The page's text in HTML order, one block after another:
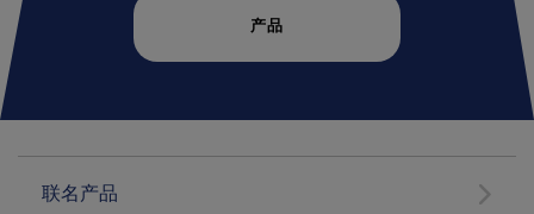
产品
联名产品